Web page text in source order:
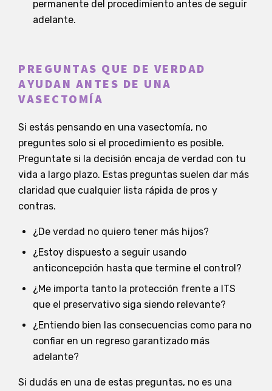
permanente del procedimiento antes de seguir
adelante.
PREGUNTAS QUE DE VERDAD
AYUDAN ANTES DE UNA
VASECTOMÍA
Si estás pensando en una vasectomía, no
preguntes solo si el procedimiento es posible.
Preguntate si la decisión encaja de verdad con tu
vida a largo plazo. Estas preguntas suelen dar más
claridad que cualquier lista rápida de pros y
contras.
¿De verdad no quiero tener más hijos?
¿Estoy dispuesto a seguir usando
anticoncepción hasta que termine el control?
¿Me importa tanto la protección frente a ITS
que el preservativo siga siendo relevante?
¿Entiendo bien las consecuencias como para no
confiar en un regreso garantizado más
adelante?
Si dudás en una de estas preguntas, no es una